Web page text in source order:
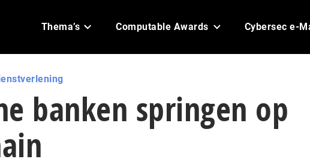
Thema’s Computable Awards Cybersec e-
banken springen op